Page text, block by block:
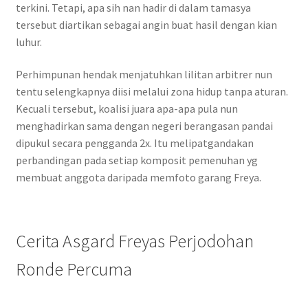
terkini. Tetapi, apa sih nan hadir di dalam tamasya
tersebut diartikan sebagai angin buat hasil dengan kian
luhur.
Perhimpunan hendak menjatuhkan lilitan arbitrer nun
tentu selengkapnya diisi melalui zona hidup tanpa aturan.
Kecuali tersebut, koalisi juara apa-apa pula nun
menghadirkan sama dengan negeri berangasan pandai
dipukul secara pengganda 2x. Itu melipatgandakan
perbandingan pada setiap komposit pemenuhan yg
membuat anggota daripada memfoto garang Freya.
Cerita Asgard Freyas Perjodohan
Ronde Percuma